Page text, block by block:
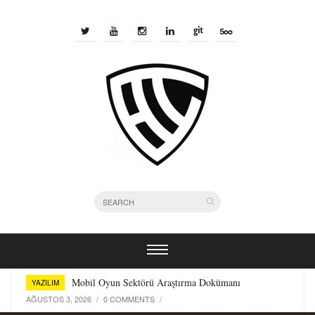
0 COMMENTS /
YAZILIM Mobil Oyun Sektörü Araştırma Dokümanı
AĞUSTOS 3, 2026 / 0 COMMENTS /